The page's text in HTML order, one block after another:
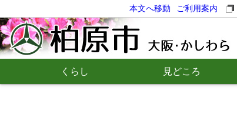
本文へ移動 ご利用案内
くらし 見どころ